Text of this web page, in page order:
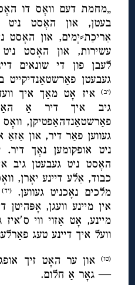
„מחמת דעם וואָס דו
בעטן, און האָסט ניט
אַריכַת⸗יָמים, און האָסט
עשירות, און האָסט
לעבן פון די שונאים
געבעטן
(יב)
איז אָט מאַך איך
גיב איך דיר אַ
פאַרשטאַנדהאַפטיקן,
געווען פאַר דיר, און אַזאַ
ניט אופקומען נאָך דיר.
האָסט ניט געבעטן גיב
כבוד, אַלע דיינע יאָרן,
מלכים נאָכניט געווען.(יד)
אין מיינע וועגן, אָפּהיטן
מיינע, אָט אַזוי ווי
וועל איך דיינע טעג
(טו)
און ער האָט זיך
— גאָר אַ חלום.